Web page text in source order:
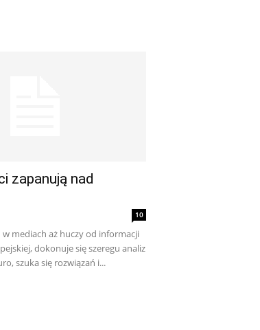
zapanują nad
10
w mediach aż huczy od informacji
dokonuje się szeregu analiz
szuka się rozwiązań i...